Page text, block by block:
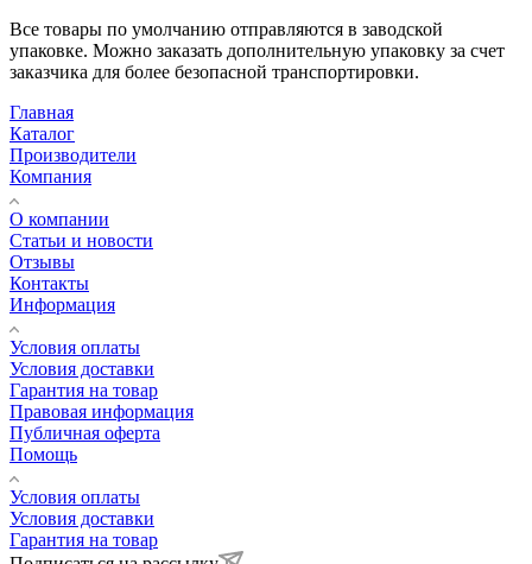
Все товары по умолчанию отправляются в заводской
упаковке. Можно заказать дополнительную упаковку за счет
заказчика для более безопасной транспортировки.
Главная
Каталог
Производители
Компания
О компании
Статьи и новости
Отзывы
Контакты
Информация
Условия оплаты
Условия доставки
Гарантия на товар
Правовая информация
Публичная оферта
Помощь
Условия оплаты
Условия доставки
Гарантия на товар